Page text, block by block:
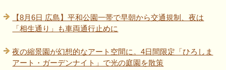
【8月6日 広島】平和公園一帯で早朝から交通規制、夜は
「相生通り」も車両通行止めに
夜の縮景園が幻想的なアート空間に。4日間限定「ひろしま
アート・ガーデンナイト」で光の庭園を散策